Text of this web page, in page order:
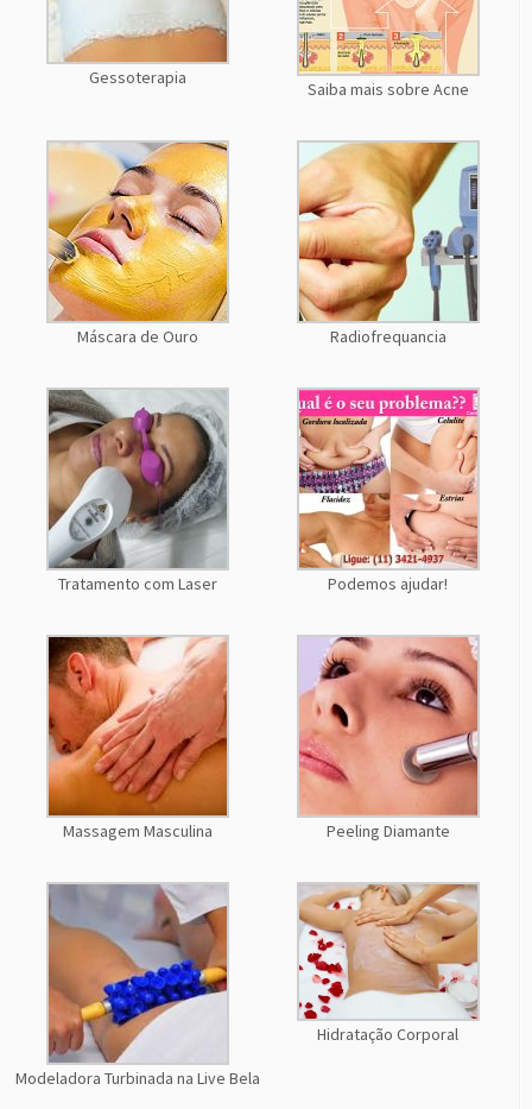
Gessoterapia
Saiba mais sobre Acne
Máscara de Ouro Radiofrequancia
Tratamento com Laser Podemos ajudar!
Massagem Masculina Peeling Diamante
Modeladora Turbinada na Live Bela
Hidratação Corporal